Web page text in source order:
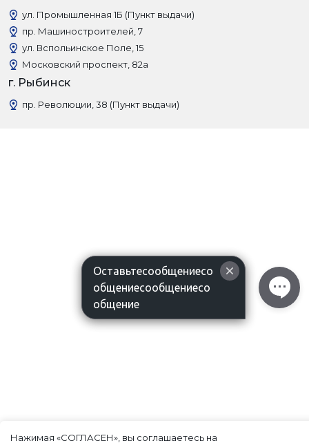
ул. Промышленная 1Б (Пункт выдачи)
пр. Машиностроителей, 7
ул. Вспольинское Поле, 15
Московский проспект, 82а
г. Рыбинск
пр. Революции, 38 (Пункт выдачи)
Нажимая «СОГЛАСЕН», вы соглашаетесь на
Оставьтесообщениесо
общениесообщениесо
общение